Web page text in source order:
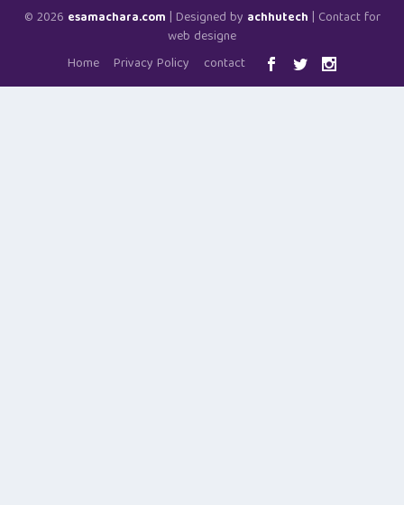
© 2026 esamachara.com | Designed by achhutech | Contact for
web designe
Home
Privacy Policy contact